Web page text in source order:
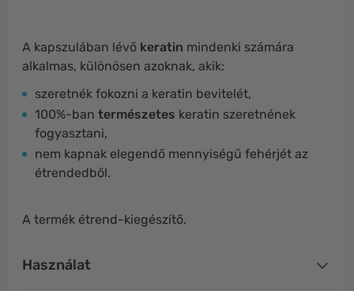
A kapszulában lévő keratin mindenki számára
alkalmas, különösen azoknak, akik:
szeretnék fokozni a keratin bevitelét,
100%-ban természetes keratin szeretnének
fogyasztani,
nem kapnak elegendő mennyiségű fehérjét az
étrendedből.
A termék étrend-kiegészítő.
Használat